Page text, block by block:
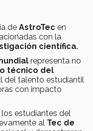
de AstroTec en
con la
científica.
representa no
técnico del
del talento estudiantil
con impacto
estudiantes del
al Tec de